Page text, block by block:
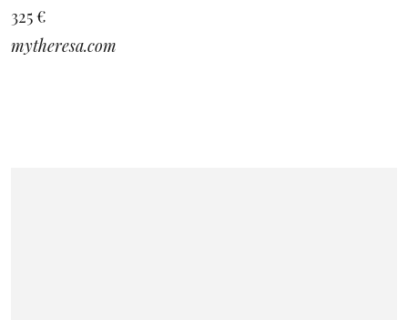
325 €
mytheresa.com